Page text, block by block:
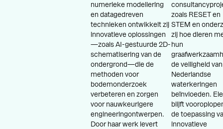
numerieke modellering
en datagedreven
technieken ontwikkelt zij
innovatieve oplossingen
—zoals AI-gestuurde 2D-
schematisering van de
ondergrond—die de
methoden voor
bodemonderzoek
verbeteren en zorgen
voor nauwkeurigere
engineeringontwerpen.
Door haar werk levert
zoals RESET en
STEM en
zij hoe dieren
hun
de veiligheid van
Nederlandse
waterkeringen
beïnvloeden.
blijft
de toepassing
innovatieve